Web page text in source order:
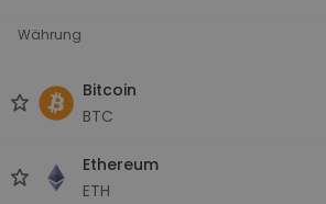
Währung
Bitcoin
BTC
Ethereum
ETH